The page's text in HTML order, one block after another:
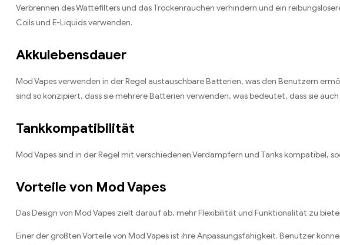
Verbrennen des Wattefilters und das Trockenrauchen verhindern und ein
Coils und E-Liquids verwenden.
Akkulebensdauer
Mod Vapes verwenden in der Regel austauschbare Batterien, was den Benutzern
sind so konzipiert, dass sie mehrere Batterien verwenden, was bedeutet, dass sie
Tankkompatibilität
Mod Vapes sind in der Regel mit verschiedenen Verdampfern und Tanks kompatibel,
Vorteile von Mod Vapes
Das Design von Mod Vapes zielt darauf ab, mehr Flexibilität und Funktionalität zu
Einer der größten Vorteile von Mod Vapes ist ihre Anpassungsfähigkeit. Benutzer